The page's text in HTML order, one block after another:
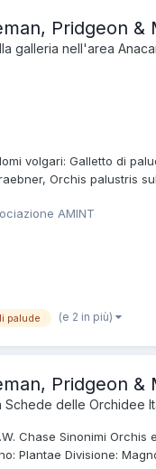
Pridgeon &
galleria nell'area
volgari: Galletto di
Orchis palustris
AMINT
palude (e 2 in più)
Pridgeon &
Schede delle Orchidee
Chase Sinonimi
Plantae Divisione: